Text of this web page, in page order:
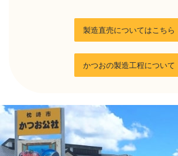
製造直売についてはこちら
かつおの製造工程について